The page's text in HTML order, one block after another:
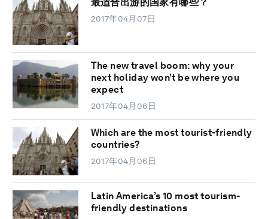
2017年04月07日
The new travel boom: why your
next holiday won’t be where you
expect
2017年04月06日
Which are the most tourist-friendly
countries?
2017年04月06日
Latin America’s 10 most tourism-
friendly destinations